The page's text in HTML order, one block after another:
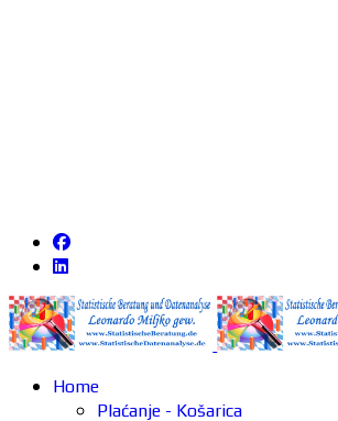
Home
Plaćanje - Košarica